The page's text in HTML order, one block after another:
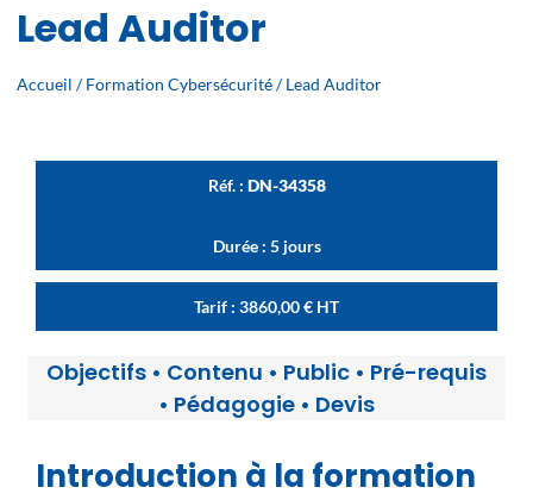
Lead Auditor
Accueil /Formation Cybersécurité/ Lead Auditor
Réf. : DN-34358
Durée : 5 jours
Tarif : 3860,00€ HT
Objectifs • Contenu • Public • Pré-requis
• Pédagogie • Devis
Introduction à la formation